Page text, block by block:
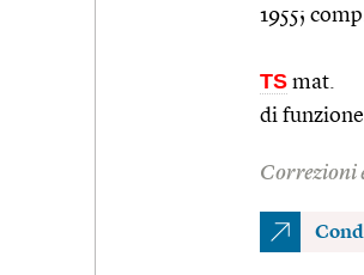
1955;
TS mat.
di
Correzioni